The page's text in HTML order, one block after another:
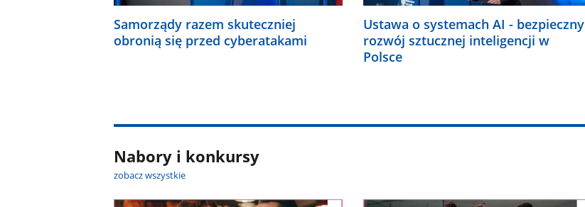
Samorządy razem skuteczniej
obronią się przed cyberatakami
Ustawa o systemach AI - bezpieczny
rozwój sztucznej inteligencji w
Polsce
Nabory i konkursy
zobacz wszystkie